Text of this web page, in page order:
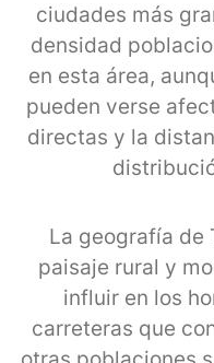
ciudades más
densidad
en esta área,
pueden verse
directas y la
La geografía de
paisaje rural y
influir en los
carreteras que